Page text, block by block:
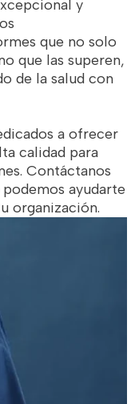
y
que no solo
que las superen,
de la salud con
a ofrecer
calidad para
Contáctanos
ayudarte
organización.